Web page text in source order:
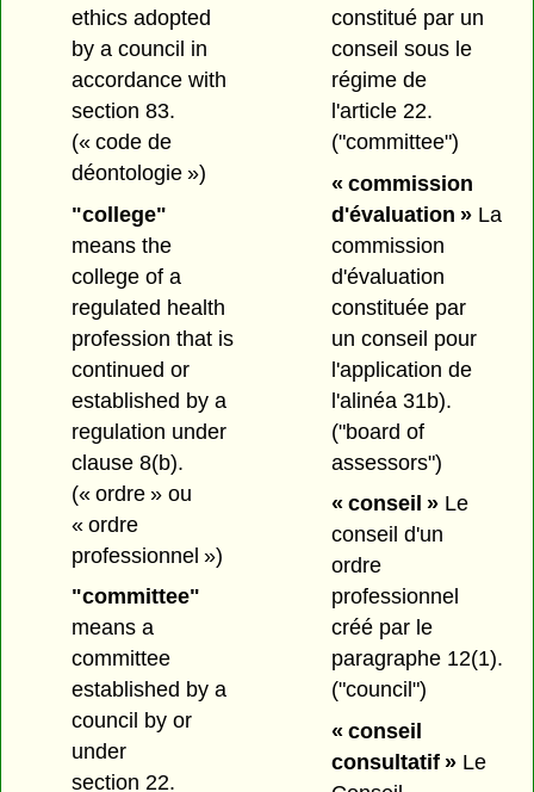
ethics adopted
by a council in
accordance with
section 83.
(« code de
déontologie »)
"college"
means the
college of a
regulated health
profession that is
continued or
established by a
regulation under
clause 8(b).
(« ordre » ou
« ordre
professionnel »)
"committee"
means a
committee
established by a
council by or
under
section 22.
constitué par un
conseil sous le
régime de
l'article 22.
("committee")
« commission
d'évaluation »La
commission
d'évaluation
constituée par
un conseil pour
l'application de
l'alinéa 31b).
("board of
assessors")
« conseil »Le
conseil d'un
ordre
professionnel
créé par le
paragraphe 12(1).
("council")
« conseil
consultatif »Le